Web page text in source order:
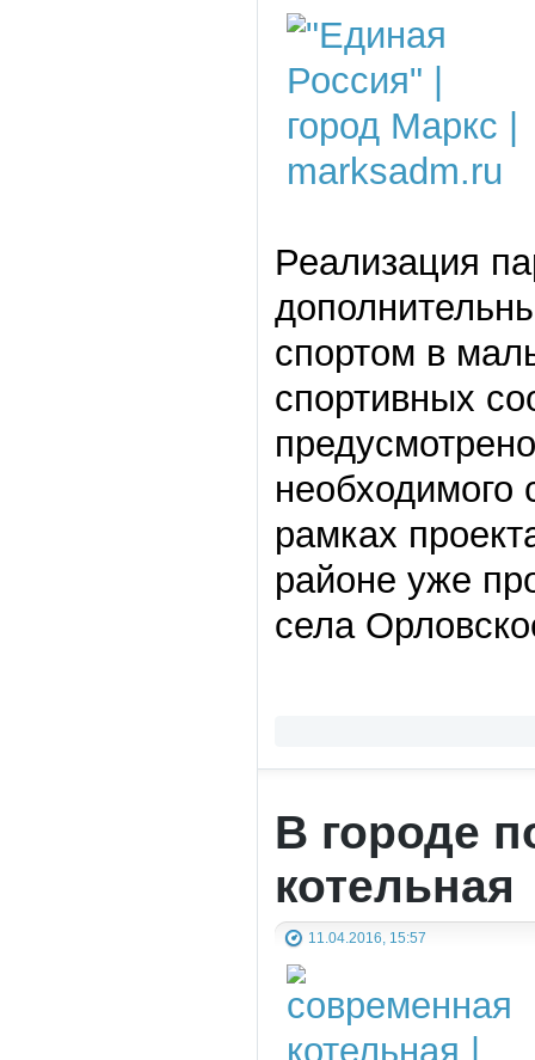
Реализация
спортом в
спортивных
необходимого
рамках
районе уже
села
В городе
котельная
11.04.2016, 15:57